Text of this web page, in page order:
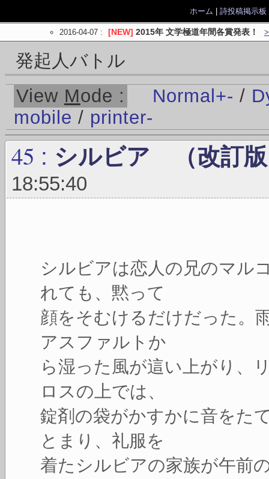
ホーム 詩投稿掲示板
2016-04-07: [NEW] 2015年 文学極道年間各賞発表！
発起人バトル
View Mode : Normal +- /
mobile / printer-
45 : シルビア （改訂
18:55:40
シルビアは恋人の兄のマル
れても、黙って
顔をそむけるだけだった。
アスファルトか
ら湿った風が這い上がり、
ロスの上では、
錠剤の袋がかすかに音をた
とまり、礼服を
着たシルビアの家族が午前